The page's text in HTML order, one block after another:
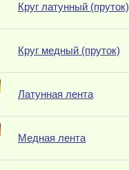
Круг латунный (пруток)
Круг медный (пруток)
Латунная лента
Медная лента